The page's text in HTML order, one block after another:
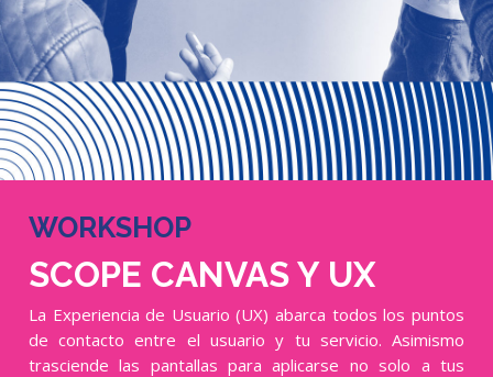
WORKSHOP
SCOPE CANVAS Y UX
La Experiencia de Usuario (UX) abarca todos los puntos
de contacto entre el usuario y tu servicio. Asimismo
trasciende las pantallas para aplicarse no solo a tus